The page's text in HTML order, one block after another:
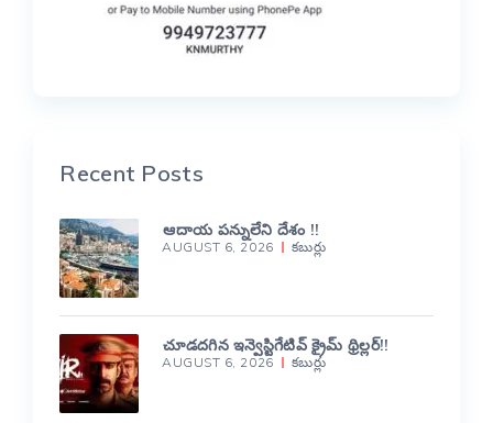
Recent Posts
ఆదాయ పన్నులేని దేశం !!
AUGUST 6, 2026 కబుర్లు
చూడదగిన ఇన్వెస్టిగేటివ్ క్రైమ్ థ్రిల్లర్!!
AUGUST 6, 2026 కబుర్లు